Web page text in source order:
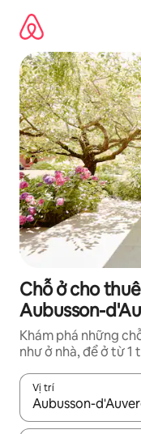
dung
Chỗ ở cho
Aubusson-
Khám phá những
như ở nhà, để ở từ 1
Vị trí
Khi có kết quả, hãy